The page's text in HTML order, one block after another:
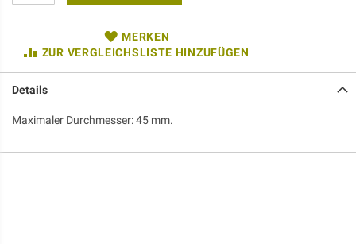
MERKEN
ZUR VERGLEICHSLISTE HINZUFÜGEN
Details
Maximaler Durchmesser: 45 mm.